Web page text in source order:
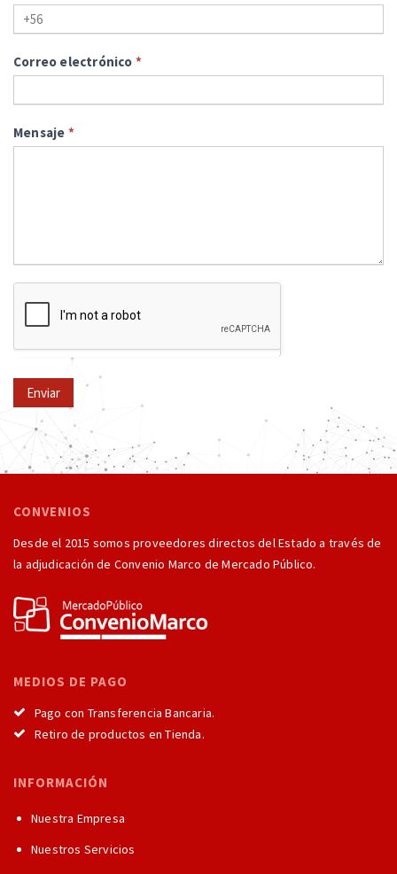
Correo electrónico *
Mensaje *
Enviar
CONVENIOS
Desde el 2015 somos proveedores directos del Estado a través de
la adjudicación de Convenio Marco de Mercado Público.
MEDIOS DE PAGO
Pago con Transferencia Bancaria.
Retiro de productos en Tienda.
INFORMACIÓN
Nuestra Empresa
Nuestros Servicios